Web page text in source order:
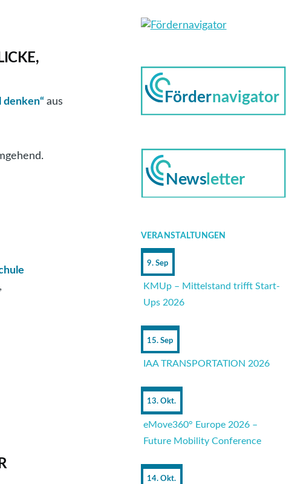
denken“aus
VERANSTALTUNGEN
9. Sep
KMUp – Mittelstand trifft Start-
Ups 2026
15. Sep
IAA TRANSPORTATION 2026
13. Okt.
eMove360° Europe 2026 –
Future Mobility Conference
14. Okt.